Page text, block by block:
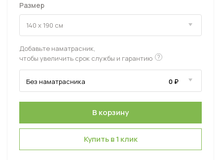
Размер
Добавьте наматрасник,
чтобы увеличить срок службы и гарантию ?
Купить в 1 клик